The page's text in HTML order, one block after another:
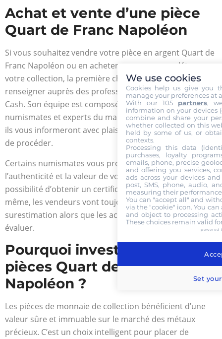
Achat et vente d’une pièce
Quart de Franc Napoléon
Si vous souhaitez vendre votre pièce en argent Quart de
Franc Napoléon ou en acheter une pour compléter
votre collection, la première chose à faire est de se
renseigner auprès des professionnels comme la Gold Or
Cash. Son équipe est composée de spécialistes
numismates et experts du marché des métaux précieux,
ils vous informeront avec plaisir de la meilleure manière
de procéder.
Certains numismates vous proposeront d’étudier
l’authenticité et la valeur de votre pièce et vous aurez la
possibilité d’obtenir un certificat. Attention tout de
même, les vendeurs vont toujours présenter une
surestimation alors que les acheteurs vont sous-
évaluer.
Pourquoi investir dans les
pièces Quart de Franc
Napoléon ?
Les pièces de monnaie de collection bénéficient d’une
valeur sûre et immuable sur le marché des métaux
précieux. C’est un choix intelligent pour placer de
We use cookies
Cookies help us give you
manage your preferences at
With our 105 partners,
information on your devices
combine and share your
whether collected on this
held by some of us, or
contexts.
Processing this data
purchases, loyalty
emails, phone, precise
and offering you services,
ads across your devices
post, SMS, phone, audio,
measuring their
You can "accept all" and
via the "cookie" icon. You
and object to processing
These choices remain valid
powered
Set